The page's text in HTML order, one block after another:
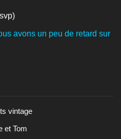
avons un peu de retard sur
vintage
et Tom